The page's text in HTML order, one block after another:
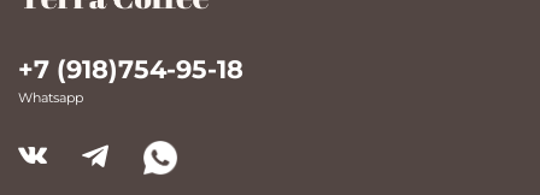
+7 (918)754-95-18
Whatsapp